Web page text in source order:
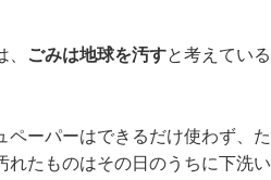
ごみは地球を汚すと考えている
ペーパーはできるだけ使わず、た
れたものはその日のうちに下洗い